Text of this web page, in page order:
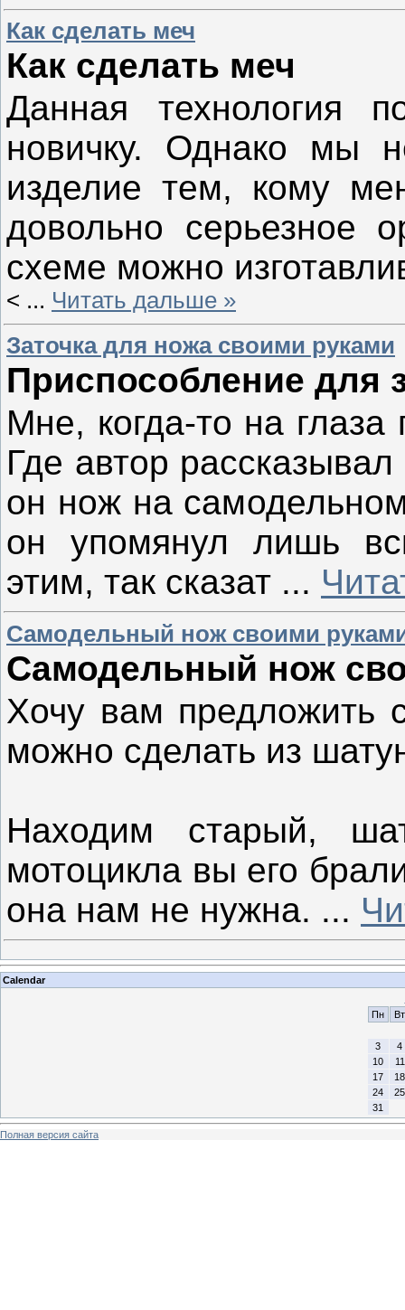
Как сделать меч
Как сделать меч
Данная технология
новичку. Однако мы
изделие тем, кому
довольно серьезное
схеме можно
< ... Читать дальше »
Заточка для ножа своими руками
Приспособление для
Мне, когда-то на
Где автор
он нож на
он упомянул лишь
этим, так сказат ...
Самодельный нож своими
Самодельный нож
Хочу вам предложить
можно сделать из
Находим старый,
мотоцикла вы его
она нам не нужна. ...
Calendar
Пн
Вт
3
4
10
11
17
18
24
25
31
Полная версия сайта